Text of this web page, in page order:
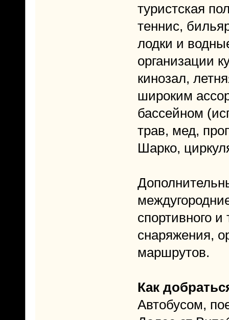
туристская
теннис,
лодки и
организации
кинозал,
широким
бассейном
трав, мед,
Шарко,
спортивного и
снаряжения,
маршрутов.
Как
Автобусом,